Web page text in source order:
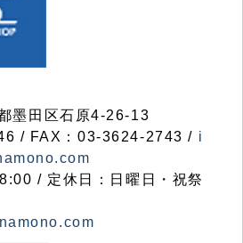
墨田区石原4-26-13
/ FAX：03-3624-2743 / i
/ 定休日：日曜日・祝祭